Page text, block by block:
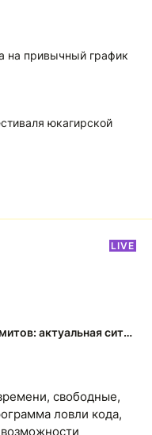
на привычный график
юкагирской
LIVE
Где заправиться без очереди и лимитов: актуальная ситуация на АЗС Якутска
свободные,
ловли кода,